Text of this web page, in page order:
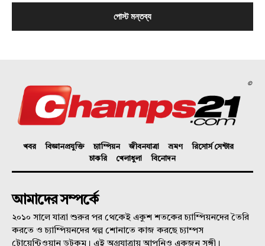
©
খবর বিজ্ঞানপ্রযুক্তি চ্যাম্পিয়ন জীবনযাত্রা ভ্রমণ
রিসোর্স সেন্টার
চাকরি
খেলাধুলা বিনোদন
আমাদের সম্পর্কে
২০১০ সালে যাত্রা শুরুর পর থেকেই একুশ শতকের চ্যাম্পিয়নদের তৈরি
করতে ও চ্যাম্পিয়নদের গল্প শোনাতে কাজ করছে চ্যাম্পস
টোয়েন্টিওয়ান ডটকম। এই অগ্রযাত্রায় আপনিও একজন সঙ্গী।